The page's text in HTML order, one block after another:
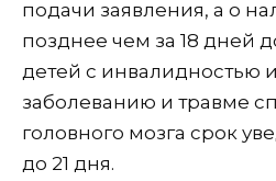
подачи заявления, а о
позднее чем за 18 дней
детей с инвалидностью
заболеванию и травме
головного мозга срок
до 21 дня.